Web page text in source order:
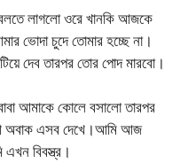
বলতে লাগলো ওরে খানকি আজকে
ভোদা চুদে তোমার হচ্ছে না।
দেব তারপর তোর পোদ মারবো।
আমাকে কোলে বসালো তারপর
অবাক এসব দেখে।আমি আজ
এখন বিবস্ত্র।